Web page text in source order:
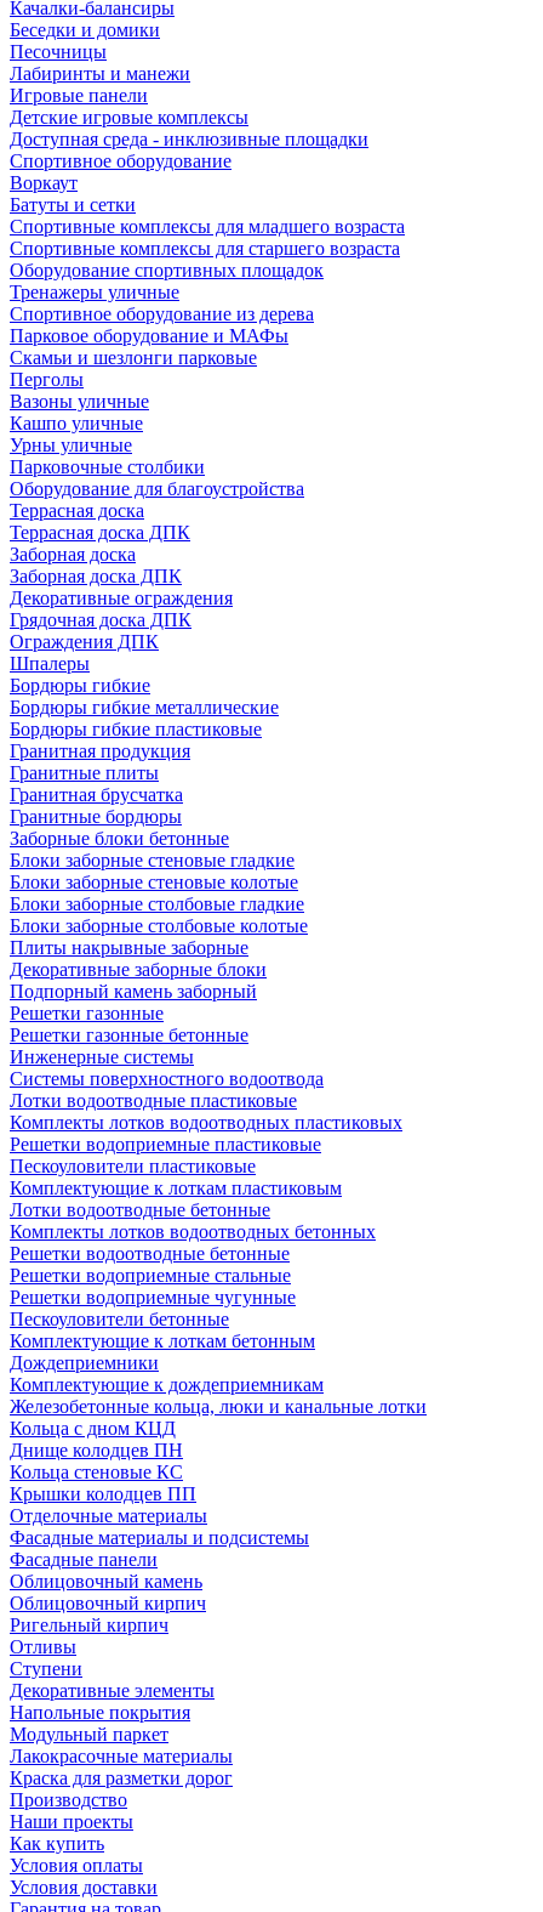
Качалки-балансиры
Беседки и домики
Песочницы
Лабиринты и манежи
Игровые панели
Детские игровые комплексы
Доступная среда - инклюзивные площадки
Спортивное оборудование
Воркаут
Батуты и сетки
Спортивные комплексы для младшего возраста
Спортивные комплексы для старшего возраста
Оборудование спортивных площадок
Тренажеры уличные
Спортивное оборудование из дерева
Парковое оборудование и МАФы
Скамьи и шезлонги парковые
Перголы
Вазоны уличные
Кашпо уличные
Урны уличные
Парковочные столбики
Оборудование для благоустройства
Террасная доска
Террасная доска ДПК
Заборная доска
Заборная доска ДПК
Декоративные ограждения
Грядочная доска ДПК
Ограждения ДПК
Шпалеры
Бордюры гибкие
Бордюры гибкие металлические
Бордюры гибкие пластиковые
Гранитная продукция
Гранитные плиты
Гранитная брусчатка
Гранитные бордюры
Заборные блоки бетонные
Блоки заборные стеновые гладкие
Блоки заборные стеновые колотые
Блоки заборные столбовые гладкие
Блоки заборные столбовые колотые
Плиты накрывные заборные
Декоративные заборные блоки
Подпорный камень заборный
Решетки газонные
Решетки газонные бетонные
Инженерные системы
Системы поверхностного водоотвода
Лотки водоотводные пластиковые
Комплекты лотков водоотводных пластиковых
Решетки водоприемные пластиковые
Пескоуловители пластиковые
Комплектующие к лоткам пластиковым
Лотки водоотводные бетонные
Комплекты лотков водоотводных бетонных
Решетки водоотводные бетонные
Решетки водоприемные стальные
Решетки водоприемные чугунные
Пескоуловители бетонные
Комплектующие к лоткам бетонным
Дождеприемники
Комплектующие к дождеприемникам
Железобетонные кольца, люки и канальные лотки
Кольца с дном КЦД
Днище колодцев ПН
Кольца стеновые КС
Крышки колодцев ПП
Отделочные материалы
Фасадные материалы и подсистемы
Фасадные панели
Облицовочный камень
Облицовочный кирпич
Ригельный кирпич
Отливы
Ступени
Декоративные элементы
Напольные покрытия
Модульный паркет
Лакокрасочные материалы
Краска для разметки дорог
Производство
Наши проекты
Как купить
Условия оплаты
Условия доставки